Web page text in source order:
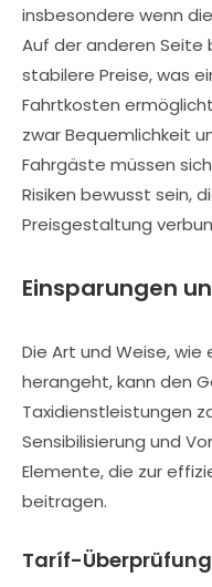
insbesondere wenn
Auf der anderen
stabilere Preise, was
Fahrtkosten
zwar Bequemlichkeit
Fahrgäste müssen
Risiken bewusst sein,
Preisgestaltung
Einsparungen
Die Art und Weise, wie
herangeht, kann den
Taxidienstleistungen
Sensibilisierung und
Elemente, die zur
beitragen.
Taríf-